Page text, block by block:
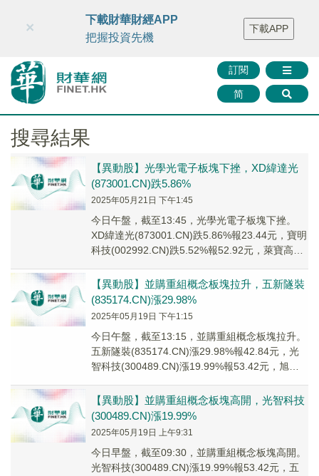
財華智庫網 FINTV FINMETA 財華證券 媒體矩陣
智庫沙龍
聯絡我們
訂閱
简
×
下載財華財經APP
把握投資先機
下載APP
搜尋結果
【異動股】光學光電子板塊下挫，XD緯達光
(873001.CN)跌5.86%
2025年05月21日 下午1:45
今日午盤，截至13:45，光學光電子板塊下挫。
XD緯達光(873001.CN)跌5.86%報23.44元，寶明
科技(002992.CN)跌5.52%報52.92元，萊寶高科
【異動股】並購重組概念板塊拉升，五新隧裝
(835174.CN)漲29.98%
2025年05月19日 下午1:15
今日午盤，截至13:15，並購重組概念板塊拉升。
五新隧裝(835174.CN)漲29.98%報42.84元，光
智科技(300489.CN)漲19.99%報53.42元，旭傑
【異動股】並購重組概念板塊高開，光智科技
(300489.CN)漲19.99%
2025年05月19日 上午9:31
今日早盤，截至09:30，並購重組概念板塊高開。
光智科技(300489.CN)漲19.99%報53.42元，五